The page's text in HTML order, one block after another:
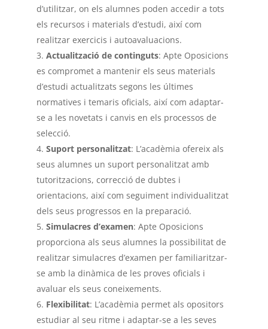
d’utilitzar, on els alumnes poden accedir a tots
els recursos i materials d’estudi, així com
realitzar exercicis i autoavaluacions.
Actualització de continguts: Apte Oposicions
es compromet a mantenir els seus materials
d’estudi actualitzats segons les últimes
normatives i temaris oficials, així com adaptar-
se a les novetats i canvis en els processos de
selecció.
Suport personalitzat: L’acadèmia ofereix als
seus alumnes un suport personalitzat amb
tutoritzacions, correcció de dubtes i
orientacions, així com seguiment individualitzat
dels seus progressos en la preparació.
Simulacres d’examen: Apte Oposicions
proporciona als seus alumnes la possibilitat de
realitzar simulacres d’examen per familiaritzar-
se amb la dinàmica de les proves oficials i
avaluar els seus coneixements.
Flexibilitat: L’acadèmia permet als opositors
estudiar al seu ritme i adaptar-se a les seves